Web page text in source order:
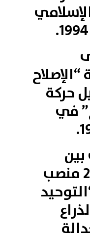
حركة
في
عامي 1996 و2003 منصب